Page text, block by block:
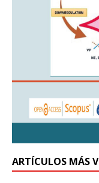
ARTÍCULOS MÁS